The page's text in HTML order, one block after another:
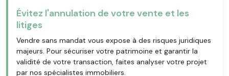
Évitez l'annulation de votre vente et les
litiges
Vendre sans mandat vous expose à des risques juridiques
majeurs. Pour sécuriser votre patrimoine et garantir la
validité de votre transaction, faites analyser votre projet
par nos spécialistes immobiliers.